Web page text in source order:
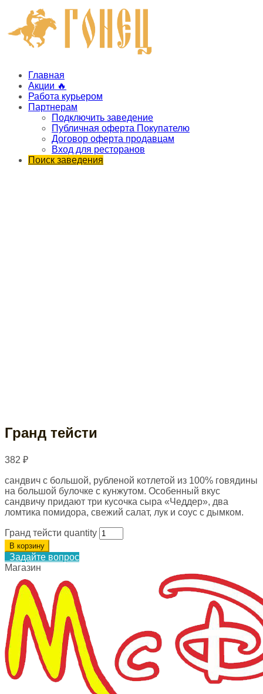
Главная
Акции 🔥
Работа курьером
Партнерам
Подключить заведение
Публичная оферта Покупателю
Договор оферта продавцам
Вход для ресторанов
Поиск заведения
Гранд тейсти
382 ₽
сандвич с большой, рубленой котлетой из 100% говядины
на большой булочке с кунжутом. Особенный вкус
сандвичу придают три кусочка сыра «Чеддер», два
ломтика помидора, свежий салат, лук и соус с дымком.
Гранд тейсти quantity
В корзину
Задайте вопрос
Магазин